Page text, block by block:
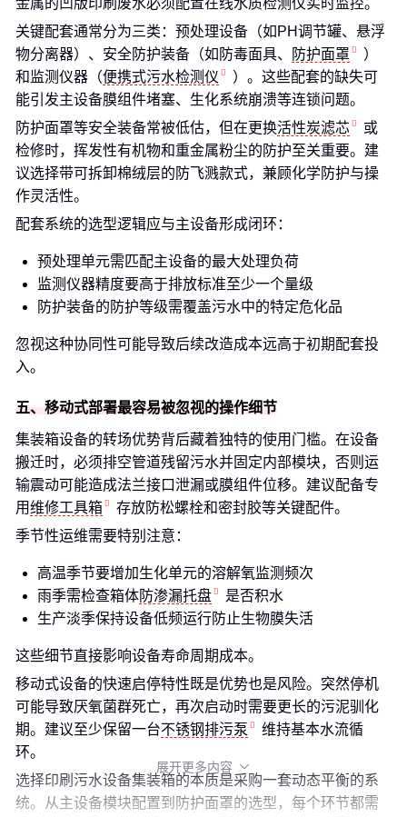
金属的凹版印刷废水必须配置在线水质检测仪实时监控。
关键配套通常分为三类：预处理设备（如PH调节罐、悬浮
物分离器）、安全防护装备（如防毒面具、
防护面罩
）
和监测仪器（便携式污水检测仪
）。这些配套的缺失可
能引发主设备膜组件堵塞、生化系统崩溃等连锁问题。
防护面罩等安全装备常被低估，但在更换活性炭滤芯
或
检修时，挥发性有机物和重金属粉尘的防护至关重要。建
议选择带可拆卸棉绒层的防飞溅款式，兼顾化学防护与操
作灵活性。
配套系统的选型逻辑应与主设备形成闭环：
预处理单元需匹配主设备的最大处理负荷
监测仪器精度要高于排放标准至少一个量级
防护装备的防护等级需覆盖污水中的特定危化品
忽视这种协同性可能导致后续改造成本远高于初期配套投
入。
五、移动式部署最容易被忽视的操作细节
集装箱设备的转场优势背后藏着独特的使用门槛。在设备
搬迁时，必须排空管道残留污水并固定内部模块，否则运
输震动可能造成法兰接口泄漏或膜组件位移。建议配备专
用维修工具箱
存放防松螺栓和密封胶等关键配件。
季节性运维需要特别注意：
高温季节要增加生化单元的溶解氧监测频次
雨季需检查箱体防渗漏托盘
是否积水
生产淡季保持设备低频运行防止生物膜失活
这些细节直接影响设备寿命周期成本。
移动式设备的快速启停特性既是优势也是风险。突然停机
可能导致厌氧菌群死亡，再次启动时需要更长的污泥驯化
期。建议至少保留一台不锈钢排污泵
维持基本水流循
环。
选择印刷污水设备集装箱的本质是采购一套动态平衡的系
统。从主设备模块配置到防护面罩的选型，每个环节都需
展开更多内容 